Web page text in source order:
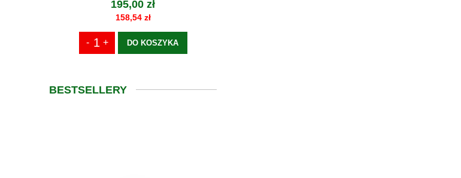
195,00 zł
158,54 zł
DO KOSZYKA
BESTSELLERY